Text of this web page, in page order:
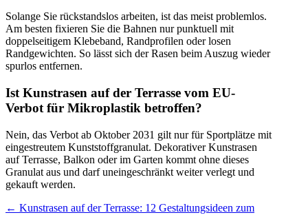
Solange Sie rückstandslos arbeiten, ist das meist problemlos.
Am besten fixieren Sie die Bahnen nur punktuell mit
doppelseitigem Klebeband, Randprofilen oder losen
Randgewichten. So lässt sich der Rasen beim Auszug wieder
spurlos entfernen.
Ist Kunstrasen auf der Terrasse vom EU-
Verbot für Mikroplastik betroffen?
Nein, das Verbot ab Oktober 2031 gilt nur für Sportplätze mit
eingestreutem Kunststoffgranulat. Dekorativer Kunstrasen
auf Terrasse, Balkon oder im Garten kommt ohne dieses
Granulat aus und darf uneingeschränkt weiter verlegt und
gekauft werden.
← Kunstrasen auf der Terrasse: 12 Gestaltungsideen zum